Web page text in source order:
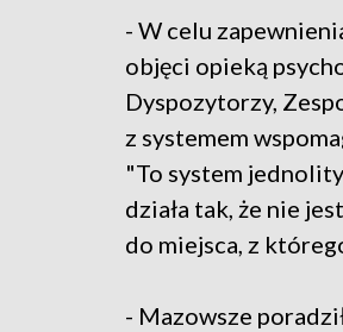
- W celu
objęci opieką
Dyspozytorzy,
z systemem
"To system jednolity
działa tak, że nie
do miejsca, z
- Mazowsze